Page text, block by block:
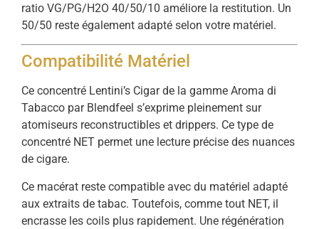
ratio VG/PG/H2O 40/50/10 améliore la restitution. Un
50/50 reste également adapté selon votre matériel.
Compatibilité Matériel
Ce concentré Lentini’s Cigar de la gamme Aroma di
Tabacco par Blendfeel s’exprime pleinement sur
atomiseurs reconstructibles et drippers. Ce type de
concentré NET permet une lecture précise des nuances
de cigare.
Ce macérat reste compatible avec du matériel adapté
aux extraits de tabac. Toutefois, comme tout NET, il
encrasse les coils plus rapidement. Une régénération